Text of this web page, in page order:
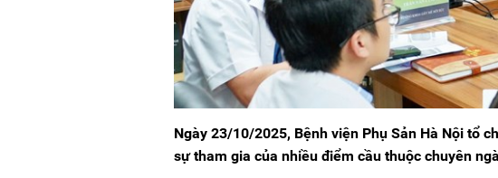
Ngày 23/10/2025, Bệnh viện Phụ Sản Hà Nội tổ
sự tham gia của nhiều điểm cầu thuộc chuyên